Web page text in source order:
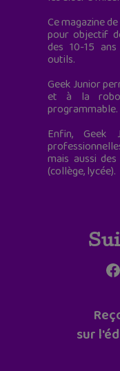
Ce magazine
pour objectif
des 10-15
outils.
Geek Junior
et à la
programmable.
Enfin, Geek
mais aussi
(collège, lycée).
sur